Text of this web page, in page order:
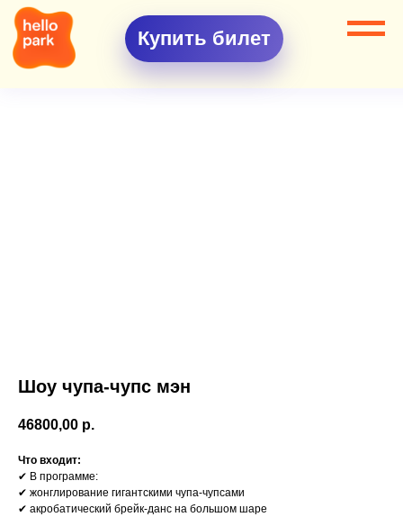
Купить билет
Шоу чупа-чупс мэн
46800,00 р.
Что входит:
✔ В программе:
✔ жонглирование гигантскими чупа-чупсами
✔ акробатический брейк-данс на большом шаре